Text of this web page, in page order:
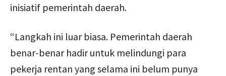
inisiatif pemerintah daerah.
“Langkah ini luar biasa. Pemerintah daerah
benar-benar hadir untuk melindungi para
pekerja rentan yang selama ini belum punya